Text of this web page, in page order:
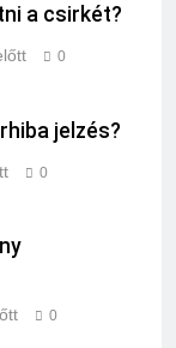
a csirkét?
0
jelzés?
0
0